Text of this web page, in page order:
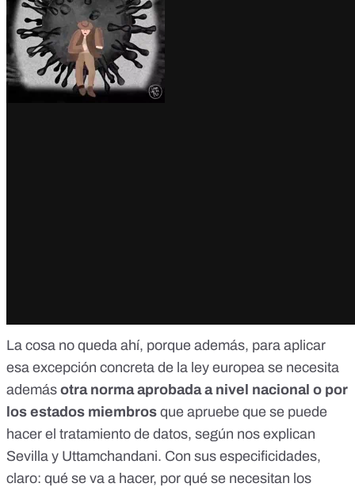
La cosa no queda ahí, porque además, para aplicar
esa excepción concreta de la ley europea se necesita
además otra norma aprobada a nivel nacional o por
los estados miembros que apruebe que se puede
hacer el tratamiento de datos, según nos explican
Sevilla y Uttamchandani. Con sus especificidades,
claro: qué se va a hacer, por qué se necesitan los